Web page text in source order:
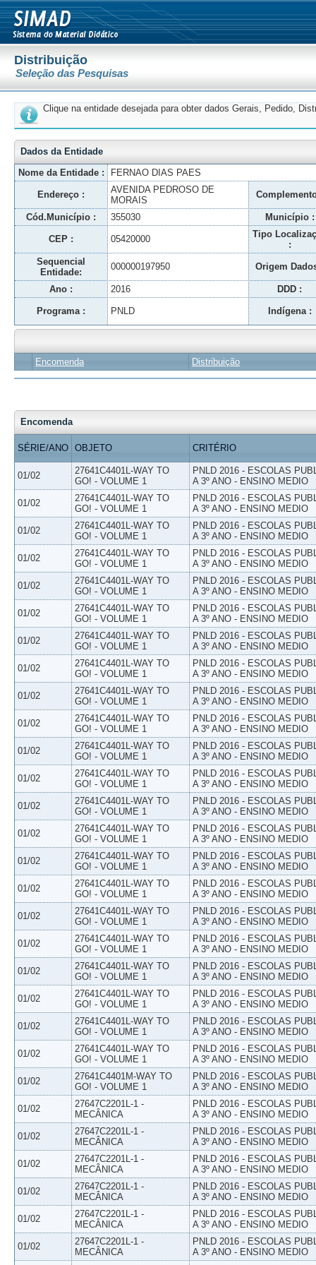
Distribuição
Seleção das Pesquisas
Clique na entidade desejada para obter dados Gerais, Pedido,
Dados da Entidade
Nome da Entidade :
FERNAO DIAS PAES
Endereço :
AVENIDA PEDROSO DE
MORAIS
Cód.Município : 355030 Município :
CEP : 05420000
Tipo
:
Sequencial
Entidade:
000000197950 Origem
Ano : 2016 DDD :
Programa : PNLD Indígena :
Encomenda Distribuição
Encomenda
SÉRIE/ANO OBJETO CRITÉRIO
01/02
27641C4401L-WAY TO
GO! - VOLUME 1
PNLD 2016 - ESCOLAS
A 3º ANO - ENSINO MEDIO
01/02
27641C4401L-WAY TO
GO! - VOLUME 1
PNLD 2016 - ESCOLAS
A 3º ANO - ENSINO MEDIO
01/02
27641C4401L-WAY TO
GO! - VOLUME 1
PNLD 2016 - ESCOLAS
A 3º ANO - ENSINO MEDIO
01/02
27641C4401L-WAY TO
GO! - VOLUME 1
PNLD 2016 - ESCOLAS
A 3º ANO - ENSINO MEDIO
01/02
27641C4401L-WAY TO
GO! - VOLUME 1
PNLD 2016 - ESCOLAS
A 3º ANO - ENSINO MEDIO
01/02
27641C4401L-WAY TO
GO! - VOLUME 1
PNLD 2016 - ESCOLAS
A 3º ANO - ENSINO MEDIO
01/02
27641C4401L-WAY TO
GO! - VOLUME 1
PNLD 2016 - ESCOLAS
A 3º ANO - ENSINO MEDIO
01/02
27641C4401L-WAY TO
GO! - VOLUME 1
PNLD 2016 - ESCOLAS
A 3º ANO - ENSINO MEDIO
01/02
27641C4401L-WAY TO
GO! - VOLUME 1
PNLD 2016 - ESCOLAS
A 3º ANO - ENSINO MEDIO
01/02
27641C4401L-WAY TO
GO! - VOLUME 1
PNLD 2016 - ESCOLAS
A 3º ANO - ENSINO MEDIO
01/02
27641C4401L-WAY TO
GO! - VOLUME 1
PNLD 2016 - ESCOLAS
A 3º ANO - ENSINO MEDIO
01/02
27641C4401L-WAY TO
GO! - VOLUME 1
PNLD 2016 - ESCOLAS
A 3º ANO - ENSINO MEDIO
01/02
27641C4401L-WAY TO
GO! - VOLUME 1
PNLD 2016 - ESCOLAS
A 3º ANO - ENSINO MEDIO
01/02
27641C4401L-WAY TO
GO! - VOLUME 1
PNLD 2016 - ESCOLAS
A 3º ANO - ENSINO MEDIO
01/02
27641C4401L-WAY TO
GO! - VOLUME 1
PNLD 2016 - ESCOLAS
A 3º ANO - ENSINO MEDIO
01/02
27641C4401L-WAY TO
GO! - VOLUME 1
PNLD 2016 - ESCOLAS
A 3º ANO - ENSINO MEDIO
01/02
27641C4401L-WAY TO
GO! - VOLUME 1
PNLD 2016 - ESCOLAS
A 3º ANO - ENSINO MEDIO
01/02
27641C4401L-WAY TO
GO! - VOLUME 1
PNLD 2016 - ESCOLAS
A 3º ANO - ENSINO MEDIO
01/02
27641C4401L-WAY TO
GO! - VOLUME 1
PNLD 2016 - ESCOLAS
A 3º ANO - ENSINO MEDIO
01/02
27641C4401L-WAY TO
GO! - VOLUME 1
PNLD 2016 - ESCOLAS
A 3º ANO - ENSINO MEDIO
01/02
27641C4401L-WAY TO
GO! - VOLUME 1
PNLD 2016 - ESCOLAS
A 3º ANO - ENSINO MEDIO
01/02
27641C4401L-WAY TO
GO! - VOLUME 1
PNLD 2016 - ESCOLAS
A 3º ANO - ENSINO MEDIO
01/02
27641C4401M-WAY TO
GO! - VOLUME 1
PNLD 2016 - ESCOLAS
A 3º ANO - ENSINO MEDIO
01/02
27647C2201L-1 -
MECÂNICA
PNLD 2016 - ESCOLAS
A 3º ANO - ENSINO MEDIO
01/02
27647C2201L-1 -
MECÂNICA
PNLD 2016 - ESCOLAS
A 3º ANO - ENSINO MEDIO
01/02
27647C2201L-1 -
MECÂNICA
PNLD 2016 - ESCOLAS
A 3º ANO - ENSINO MEDIO
01/02
27647C2201L-1 -
MECÂNICA
PNLD 2016 - ESCOLAS
A 3º ANO - ENSINO MEDIO
01/02
27647C2201L-1 -
MECÂNICA
PNLD 2016 - ESCOLAS
A 3º ANO - ENSINO MEDIO
01/02
27647C2201L-1 -
MECÂNICA
PNLD 2016 - ESCOLAS
A 3º ANO - ENSINO MEDIO